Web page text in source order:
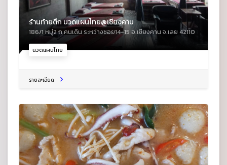
นวดแผนไทย
ร้านท้ายตึก นวดแผนไทย@เชียงคาน
186/1 หมู่2 ถ.คนเดิน ระหว่างซอย14-15 อ.เชียงคาน จ.เลย 42110
รายละเอียด